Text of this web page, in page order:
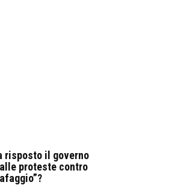
risposto il governo
proteste contro